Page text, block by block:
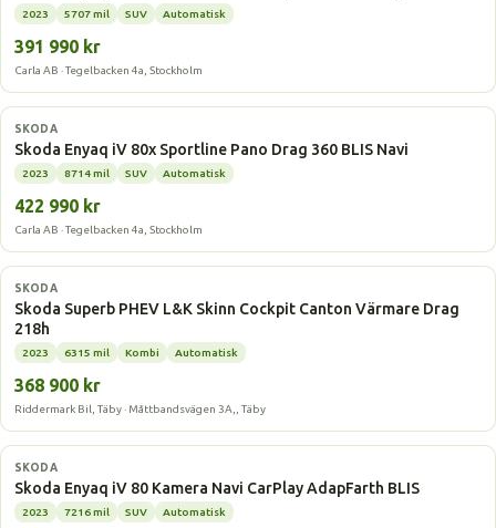
2023 5707 mil SUV Automatisk
391 990 kr
Carla AB · Tegelbacken 4a, Stockholm
Elbil
SKODA
Skoda Enyaq iV 80x Sportline Pano Drag 360 BLIS Navi
2023 8714 mil SUV Automatisk
422 990 kr
Carla AB · Tegelbacken 4a, Stockholm
Laddhybrid
SKODA
Skoda Superb PHEV L&K Skinn Cockpit Canton Värmare Drag
218h
2023 6315 mil Kombi Automatisk
368 900 kr
Riddermark Bil, Täby · Måttbandsvägen 3A,, Täby
Elbil
SKODA
Skoda Enyaq iV 80 Kamera Navi CarPlay AdapFarth BLIS
2023 7216 mil SUV Automatisk